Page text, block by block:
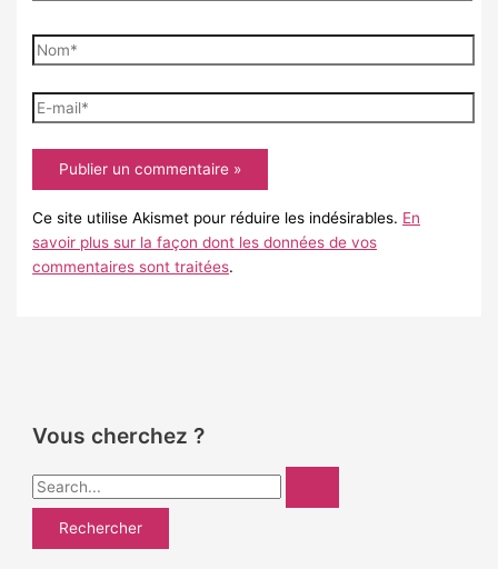
Nom*
E-
mail*
Ce site utilise Akismet pour réduire les indésirables. En
savoir plus sur la façon dont les données de vos
commentaires sont traitées.
Vous cherchez ?
R
e